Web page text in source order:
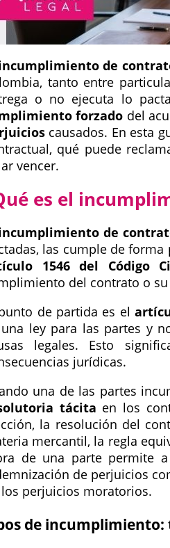
de
tanto entre
o no ejecuta lo
forzado del
causados. En esta
qué puede
vencer.
es el
de
las cumple de
1546 del Código
del contrato o
de partida es el
ley para las partes y
legales. Esto
jurídicas.
una de las partes
tácita en los
la resolución del
mercantil, la regla
de una parte permite
de perjuicios
perjuicios moratorios.
de